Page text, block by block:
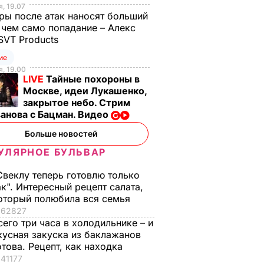
понравится всей
семье
19.07
после атак наносят больший
само попадание – Алекс
Products
19.00
LIVE Тайные похороны в
Москве, идеи Лукашенко,
закрытое небо. Стрим
с Бацман. Видео
Больше новостей
БУЛЬВАР
теперь готовлю только
Интересный рецепт салата,
полюбила вся семья
62827
три часа в холодильнике – и
закуска из баклажанов
Рецепт, как находка
41177